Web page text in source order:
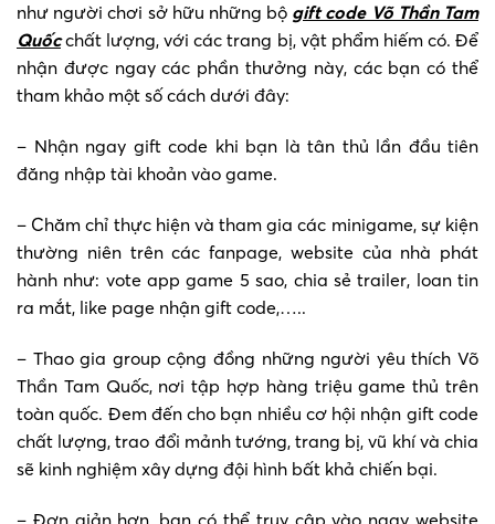
như người chơi sở hữu những bộ gift code Võ Thần Tam
Quốcchất lượng, với các trang bị, vật phẩm hiếm có. Để
nhận được ngay các phần thưởng này, các bạn có thể
tham khảo một số cách dưới đây:
– Nhận ngay gift code khi bạn là tân thủ lần đầu tiên
đăng nhập tài khoản vào game.
– Chăm chỉ thực hiện và tham gia các minigame, sự kiện
thường niên trên các fanpage, website của nhà phát
hành như: vote app game 5 sao, chia sẻ trailer, loan tin
ra mắt, like page nhận gift code,…..
– Thao gia group cộng đồng những người yêu thích Võ
Thần Tam Quốc, nơi tập hợp hàng triệu game thủ trên
toàn quốc. Đem đến cho bạn nhiều cơ hội nhận gift code
chất lượng, trao đổi mảnh tướng, trang bị, vũ khí và chia
sẽ kinh nghiệm xây dựng đội hình bất khả chiến bại.
– Đơn giản hơn, bạn có thể truy cập vào ngay website